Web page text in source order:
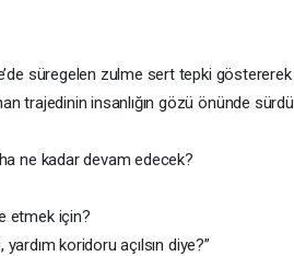
süregelen zulme sert tepki
trajedinin insanlığın gözü önünde
ne kadar devam edecek?
etmek için?
koridoru açılsın diye?”